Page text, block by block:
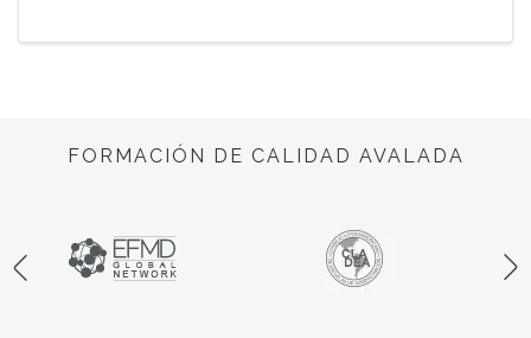
FORMACIÓN DE CALIDAD AVALADA